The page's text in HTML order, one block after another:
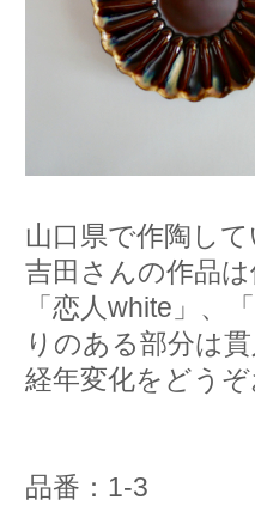
山口県で作陶し
吉田さんの作品
「恋人white」、
りのある部分は
経年変化をどう
品番：1-3